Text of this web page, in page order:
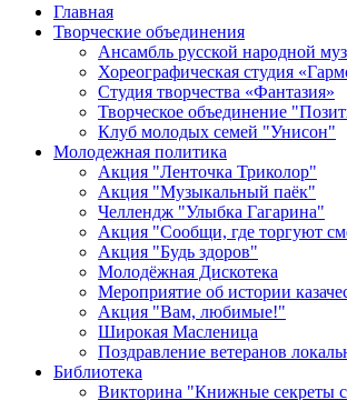
Главная
Творческие объединения
Ансамбль русской народной
Хореографическая студия
Студия творчества «Фантазия»
Творческое объединение
Клуб молодых семей "Унисон"
Молодежная политика
Акция "Ленточка Триколор"
Акция "Музыкальный паёк"
Челлендж "Улыбка Гагарина"
Акция "Сообщи, где торгуют
Акция "Будь здоров"
Молодёжная Дискотека
Мероприятие об истории
Акция "Вам, любимые!"
Широкая Масленица
Поздравление ветеранов
Библиотека
Викторина "Книжные секреты